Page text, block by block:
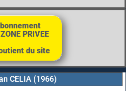
PRIVEE
du site
CELIA (1966)